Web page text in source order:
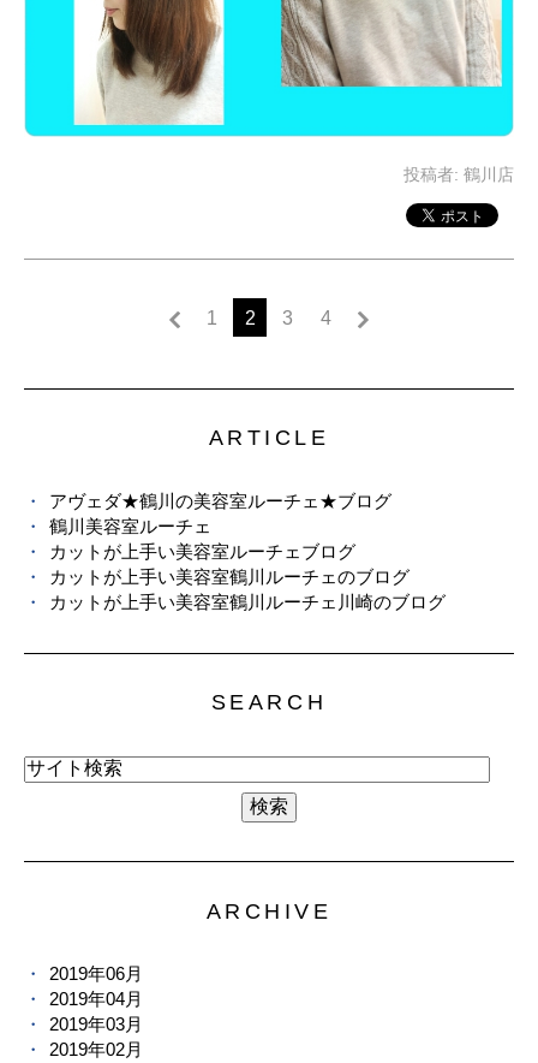
投稿者: 鶴川店
1 2 3 4
ARTICLE
アヴェダ★鶴川の美容室ルーチェ★ブログ
鶴川美容室ルーチェ
カットが上手い美容室ルーチェブログ
カットが上手い美容室鶴川ルーチェのブログ
カットが上手い美容室鶴川ルーチェ川崎のブログ
SEARCH
ARCHIVE
2019年06月
2019年04月
2019年03月
2019年02月